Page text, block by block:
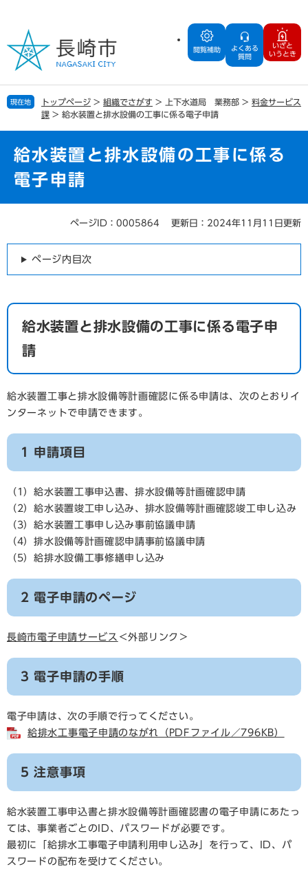
の
で
す
ー
ば
し
閲覧補助
よくある
質問
いざと
いうとき
現在地 トップページ > 組織でさがす > 上下水道局 業務部 > 料金サービス
課 > 給水装置と排水設備の工事に係る電子申請
給水装置と排水設備の工事に係る
電子申請
ページID：0005864 更新日：2024年11月11日更新
ページ内目次
給水装置と排水設備の工事に係る電子申
請
給水装置工事と排水設備等計画確認に係る申請は、次のとおりイ
ンターネットで申請できます。
1 申請項目
（1）給水装置工事申込書、排水設備等計画確認申請
（2）給水装置竣工申し込み、排水設備等計画確認竣工申し込み
（3）給水装置工事申し込み事前協議申請
（4）排水設備等計画確認申請事前協議申請
（5）給排水設備工事修繕申し込み
2 電子申請のページ
長崎市電子申請サービス ＜外部リンク＞
3 電子申請の手順
電子申請は、次の手順で行ってください。
給排水工事電子申請のながれ（PDFファイル／796KB）
5 注意事項
給水装置工事申込書と排水設備等計画確認書の電子申請にあたっ
ては、事業者ごとのID、パスワードが必要です。
最初に「給排水工事電子申請利用申し込み」を行って、ID、パ
スワードの配布を受けてください。